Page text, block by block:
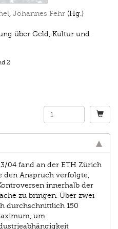
, Johannes Fehr (Hg.)
über Geld, Kultur und
2
04 fand an der ETH Zürich
den Anspruch verfolgte,
innerhalb der
zu bringen. Über zwei
durchschnittlich 150
um